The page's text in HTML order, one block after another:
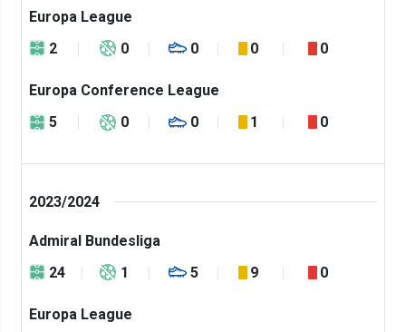
Europa League
2
0 0 0 0
Europa Conference League
5
0 0 1 0
2023/2024
Admiral Bundesliga
24
1 5 9 0
Europa League